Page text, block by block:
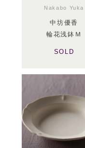
Nakabo Yuka
中坊優香
輪花浅鉢Ｍ
SOLD